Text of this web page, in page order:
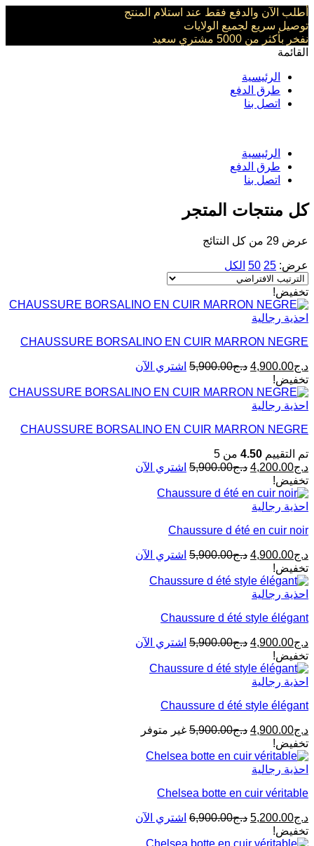
أطلب الآن والدفع فقط عند استلام المنتج
توصيل سريع لجميع الولايات
نفخر بأكثر من 5000 مشتري سعيد
القائمة
الرئيسية
طرق الدفع
اتصل بنا
الرئيسية
طرق الدفع
اتصل بنا
كل منتجات المتجر
عرض ⁦29⁩ من كل النتائج
عرض: 25
50 الكل
تخفيض!
احذية رجالية
CHAUSSURE BORSALINO EN CUIR MARRON NEGRE
د.ج4,900.00 د.ج5,900.00 اشتري الآن
تخفيض!
احذية رجالية
CHAUSSURE BORSALINO EN CUIR MARRON NEGRE
تم التقييم 4.50 من 5
د.ج4,200.00 د.ج5,900.00 اشتري الآن
تخفيض!
احذية رجالية
Chaussure d été en cuir noir
د.ج4,900.00 د.ج5,900.00 اشتري الآن
تخفيض!
احذية رجالية
Chaussure d été style élégant
د.ج4,900.00 د.ج5,900.00 اشتري الآن
تخفيض!
احذية رجالية
Chaussure d été style élégant
د.ج4,900.00 د.ج5,900.00 غير متوفر
تخفيض!
احذية رجالية
Chelsea botte en cuir véritable
د.ج5,200.00 د.ج6,900.00 اشتري الآن
تخفيض!